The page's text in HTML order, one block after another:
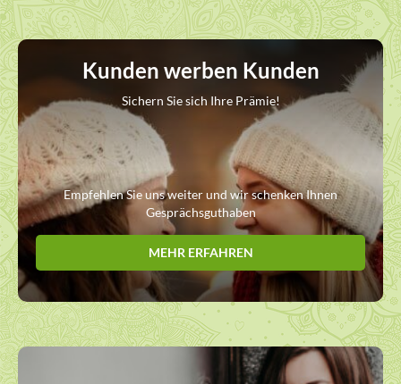
Kunden werben Kunden
Sichern Sie sich Ihre Prämie!
Empfehlen Sie uns weiter und wir schenken Ihnen
Gesprächsguthaben
MEHR ERFAHREN